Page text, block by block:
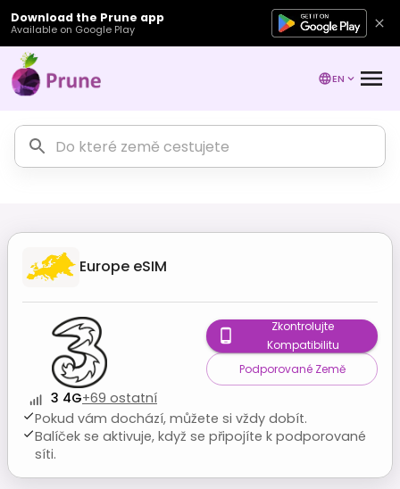
Download the Prune app
Available on Google Play
EN
Europe eSIM
3 4G+69 ostatní
Pokud vám dochází, můžete si vždy dobít.
Balíček se aktivuje, když se připojíte k podporované
síti.
Zkontrolujte
Kompatibilitu
Podporované Země